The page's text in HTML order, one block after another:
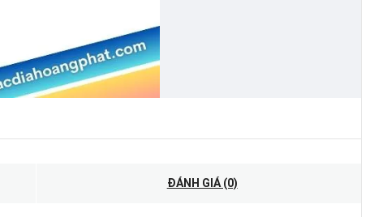
ĐÁNH GIÁ (0)